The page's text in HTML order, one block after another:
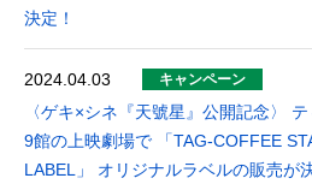
決定！
2024.04.03 キャンペーン
〈ゲキ×シネ『天號星』公開記念〉
9館の上映劇場で 「TAG-COFFEE
LABEL」 オリジナルラベルの販売が